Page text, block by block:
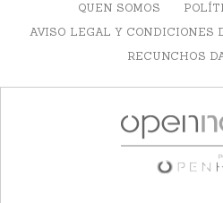
QUEN SOMOS
AVISO LEGAL Y CONDICIONES
RECUNCHOS